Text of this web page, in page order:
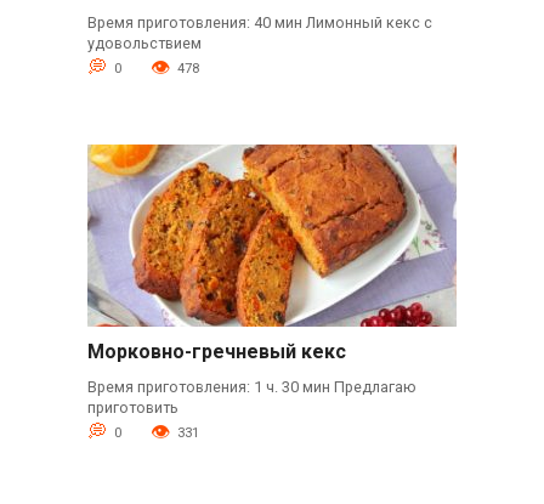
Время приготовления: 40 мин Лимонный кекс с
удовольствием
0 478
Морковно-гречневый кекс
Время приготовления: 1 ч. 30 мин Предлагаю
приготовить
0 331